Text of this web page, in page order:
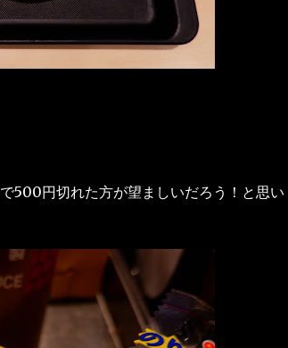
500円切れた方が望ましいだろう！と思い